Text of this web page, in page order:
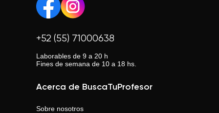
+52 (55) 71000638
Laborables de 9 a 20 h
Fines de semana de 10 a 18 hs.
Acerca de BuscaTuProfesor
Sobre nosotros